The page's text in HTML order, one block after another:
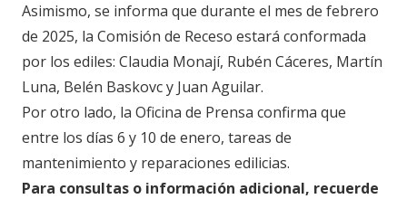
Asimismo, se informa que durante el mes de febrero
de 2025, la Comisión de Receso estará conformada
por los ediles: Claudia Monají, Rubén Cáceres, Martín
Luna, Belén Baskovc y Juan Aguilar.
Por otro lado, la Oficina de Prensa confirma que
entre los días 6 y 10 de enero, tareas de
mantenimiento y reparaciones edilicias.
Para consultas o información adicional, recuerde